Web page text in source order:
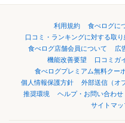
利用規約 食べログに
口コミ・ランキングに対する取り
食べログ店舗会員について
広
機能改善要望
口コミガ
食べログプレミアム無料クー
個人情報保護方針
外部送信（オ
推奨環境
ヘルプ・お問い合わせ
サイトマッ